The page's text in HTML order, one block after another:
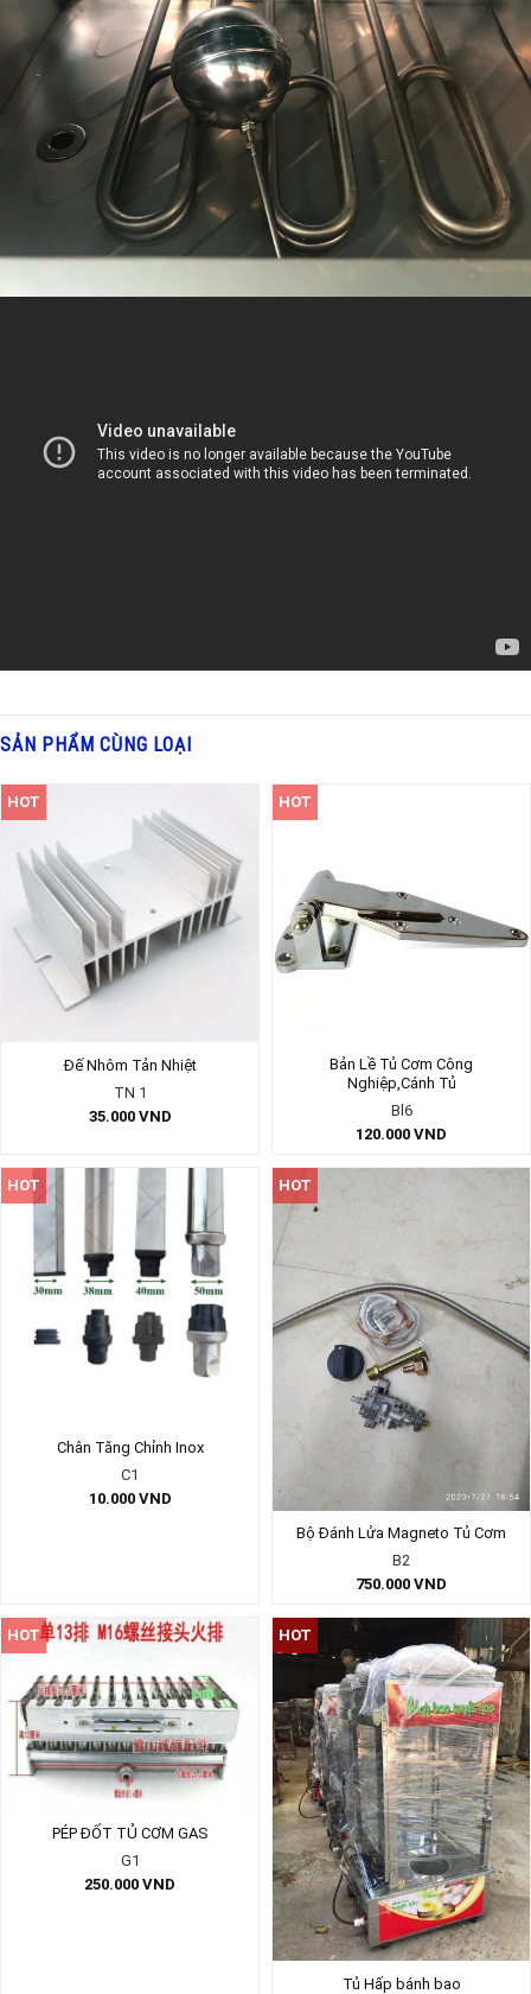
SẢN PHẨM CÙNG LOẠI
HOT
Đế Nhôm Tản Nhiệt
TN 1
35.000 VND
HOT
Bản Lề Tủ Cơm Công
Nghiệp,Cánh Tủ
Bl6
120.000 VND
HOT
Chân Tăng Chỉnh Inox
C1
10.000 VND
HOT
Bộ Đánh Lửa Magneto Tủ Cơm
B2
750.000 VND
HOT
PÉP ĐỐT TỦ CƠM GAS
G1
250.000 VND
HOT
Tủ Hấp bánh bao